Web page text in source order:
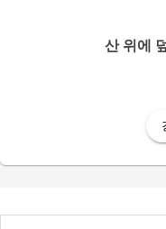
산 위에